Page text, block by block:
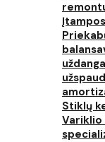
Stiklų